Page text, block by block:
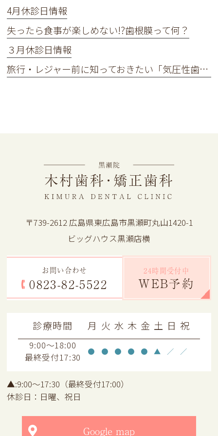
4月休診日情報
失ったら食事が楽しめない!?歯根膜って何？
３月休診日情報
旅行・レジャー前に知っておきたい「気圧性歯痛」とは
〒739-2612 広島県東広島市黒瀬町丸山1420-1
ビッグハウス黒瀬店横
お問い合わせ
0823-82-5522
24時間受付中
WEB予約
診療時間 月 火 水 木 金 土 日 祝
9:00～18:00
最終受付17:30
● ● ● ● ● ▲ ／ ／
▲:9:00～17:30（最終受付17:00）
休診日：日曜、祝日
Google map